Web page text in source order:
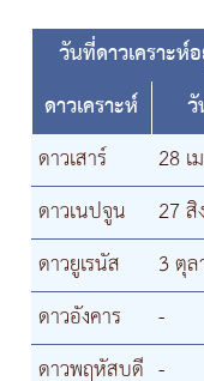
วันที่ดาวเคราะห์
ดาวเคราะห์
ดาวเสาร์
28 เ
ดาวเนปจูน
27
ดาวยูเรนัส
3 ตุ
ดาวอังคาร
-
ดาวพฤหัสบดี -